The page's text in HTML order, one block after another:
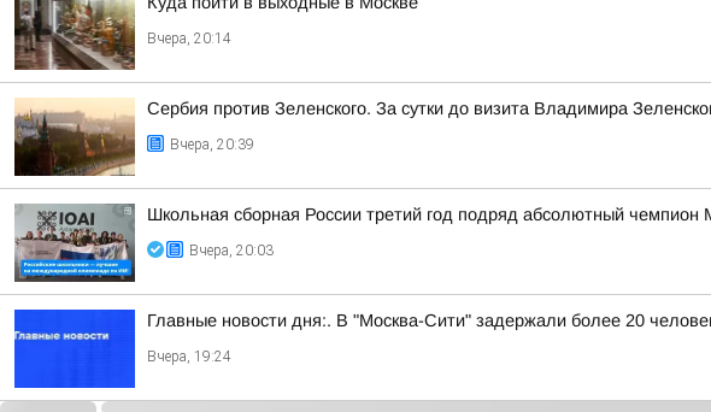
Вчера, 20:14
Сербия против Зеленского. За сутки до визита Владимира
Вчера, 20:39
Школьная сборная России третий год подряд абсолютный
Вчера, 20:03
Главные новости дня:. В "Москва-Сити" задержали более 20
Вчера, 19:24